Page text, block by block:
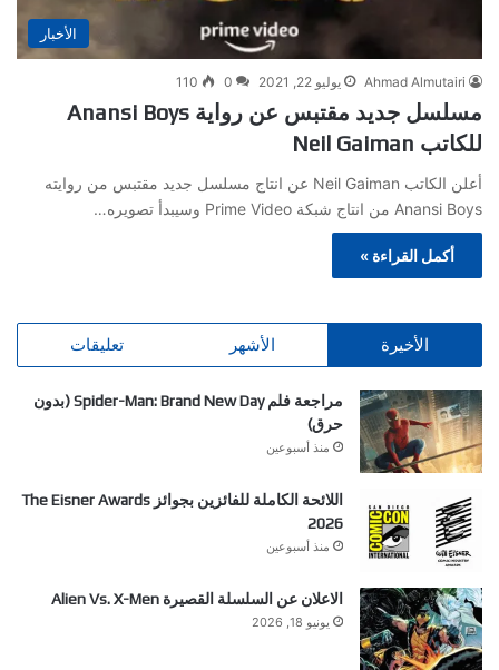
الأخبار
Ahmad Almutairi يوليو 22, 2021 0
110
مسلسل جديد مقتبس عن رواية Anansi Boys
للكاتب Neil Gaiman
أعلن الكاتب Neil Gaiman عن انتاج مسلسل جديد مقتبس من روايته
Anansi Boys من انتاج شبكة Prime Video وسيبدأ تصويره…
أكمل القراءة »
الأخيرة الأشهر تعليقات
مراجعة فلم Spider-Man: Brand New Day (بدون
حرق)
منذ أسبوعين
اللائحة الكاملة للفائزين بجوائز The Eisner Awards
2026
منذ أسبوعين
الاعلان عن السلسلة القصيرة Alien Vs. X-Men
يونيو 18, 2026